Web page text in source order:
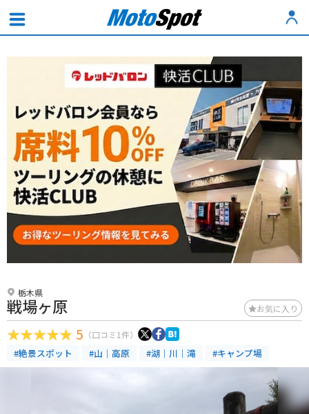
栃木県
戦場ヶ原 お気に入り
5 （口コミ1件）
#絶景スポット #山｜高原 #湖｜川｜滝 #キャンプ場